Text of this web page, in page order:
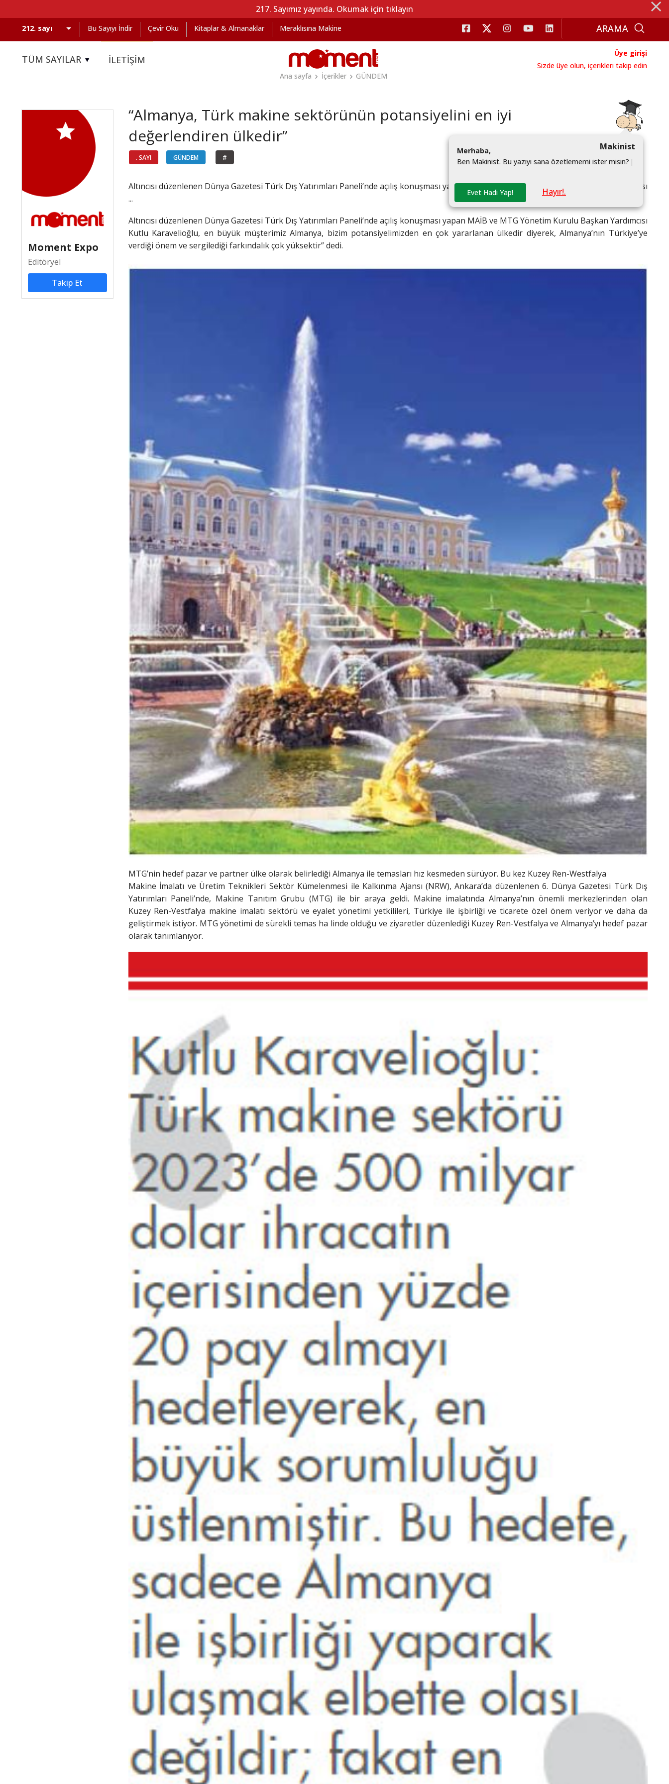
217. Sayımız yayında. Okumak için tıklayın ⨯
Bu Sayıyı İndir Çevir Oku Kitaplar & Almanaklar Meraklısına Makine
TÜM SAYILAR İLETİŞİM
Üye girişi
Sizde üye olun, içerikleri takip edin
Ana sayfa
İçerikler GÜNDEM
Moment Expo
Editöryel
Takip Et
“Almanya, Türk makine sektörünün potansiyelini en iyi
değerlendiren ülkedir”
. SAYI GÜNDEM #
Makinist
Merhaba,
Ben Makinist. Bu yazıyı sana özetlememi ister misin? |
Evet Hadi Yap! Hayır!.
Altıncısı düzenlenen Dünya Gazetesi Türk Dış Yatırımları Paneli’nde açılış konuşması yapan MAİB ve MTG Yönetim Kurulu Başkan Yardımcısı
...
Altıncısı düzenlenen Dünya Gazetesi Türk Dış Yatırımları Paneli’nde açılış konuşması yapan MAİB ve MTG Yönetim Kurulu Başkan Yardımcısı
Kutlu Karavelioğlu, en büyük müşterimiz Almanya, bizim potansiyelimizden en çok yararlanan ülkedir diyerek, Almanya’nın Türkiye’ye
verdiği önem ve sergilediği farkındalık çok yüksektir” dedi.
MTG’nin hedef pazar ve partner ülke olarak belirlediği Almanya ile temasları hız kesmeden sürüyor. Bu kez Kuzey Ren-Westfalya
Makine İmalatı ve Üretim Teknikleri Sektör Kümelenmesi ile Kalkınma Ajansı (NRW), Ankara’da düzenlenen 6. Dünya Gazetesi Türk Dış
Yatırımları Paneli’nde, Makine Tanıtım Grubu (MTG) ile bir araya geldi. Makine imalatında Almanya’nın önemli merkezlerinden olan
Kuzey Ren-Vestfalya makine imalatı sektörü ve eyalet yönetimi yetkilileri, Türkiye ile işbirliği ve ticarete özel önem veriyor ve daha da
geliştirmek istiyor. MTG yönetimi de sürekli temas ha linde olduğu ve ziyaretler düzenlediği Kuzey Ren-Vestfalya ve Almanya’yı hedef pazar
olarak tanımlanıyor.